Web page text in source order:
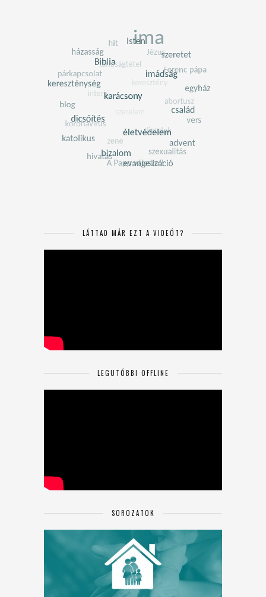
LÁTTAD MÁR EZT A VIDEÓT?
LEGUTÓBBI OFFLINE
SOROZATOK